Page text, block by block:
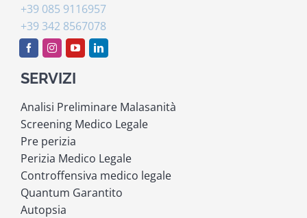
+39 085 9116957
+39 342 8567078
SERVIZI
Analisi Preliminare Malasanità
Screening Medico Legale
Pre perizia
Perizia Medico Legale
Controffensiva medico legale
Quantum Garantito
Autopsia